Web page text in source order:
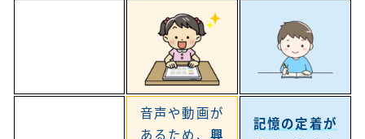
音声や動画が
あるため、 興
記憶の定着が